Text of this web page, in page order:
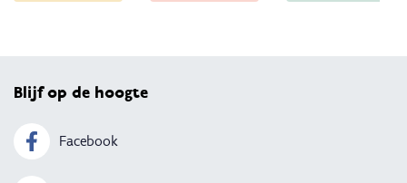
Blijf op de hoogte
Facebook